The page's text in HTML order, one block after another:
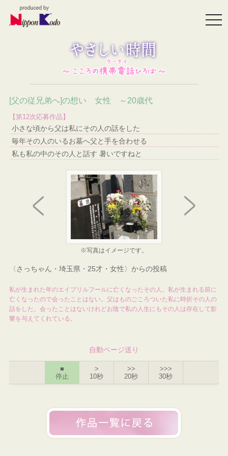
[父の従兄弟へ]の想い 女性 ～20歳代
【第12次応募作品】
小さな頃から父は私にその人の話をした
毎年その人のいるお墓へ父と手を合わせる
私も私の中のその人と話す 暑いですねと
※写真はイメージです。
〈さっちゃん・埼玉県・25才・女性〉からの投稿
私が生まれた年のエイプリルフールに亡くなったその人。私が生まれる前に
亡くなったので会ったことはない。父はものごころついた私に時折その人の
話をした。会ったことはないけれどお陰で私の人生にもその人は存在して影
響を与えてくれている。
自動ページ送り
■
停止
>
10秒
>>
20秒
>>>
30秒